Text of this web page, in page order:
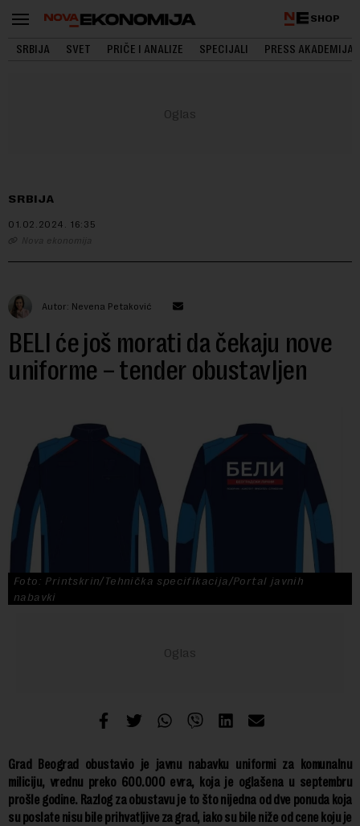
SHOP
SRBIJA SVET PRIČE I ANALIZE SPECIJALI PRESS AKADEMIJA
SRBIJA
01.02.2024. 16:35
Nova ekonomija
Autor: Nevena Petaković
BELI će još morati da čekaju nove
uniforme – tender obustavljen
Foto: Printskrin/Tehnička specifikacija/Portal javnih
nabavki
Grad Beograd obustavio je javnu nabavku uniformi za komunalnu
miliciju, vrednu preko 600.000 evra, koja je oglašena u septembru
prošle godine. Razlog za obustavu je to što nijedna od dve ponuda koja
su poslate nisu bile prihvatljive za grad, iako su bile niže od cene koju je